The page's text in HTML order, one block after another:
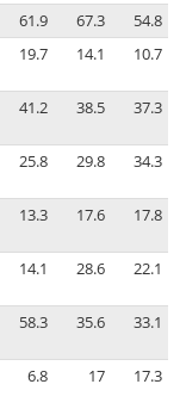
61.9 67.3
54.8
19.7 14.1 10.7
41.2 38.5 37.3
25.8 29.8 34.3
13.3 17.6 17.8
14.1 28.6 22.1
58.3 35.6 33.1
6.8 17 17.3